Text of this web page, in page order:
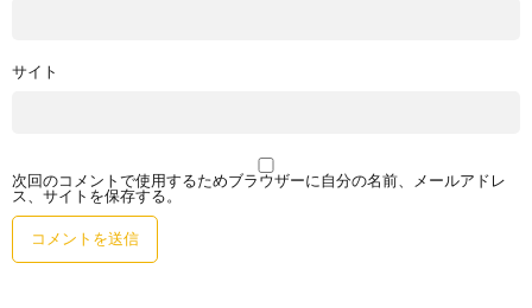
サイト
次回のコメントで使用するためブラウザーに自分の名前、メールアドレ
ス、サイトを保存する。